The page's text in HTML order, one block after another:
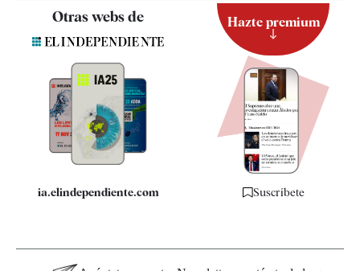
Contacto
Quiénes somos
Especificaciones
Otras webs de
ia.elindependiente.com
Hazte premium
Suscríbete